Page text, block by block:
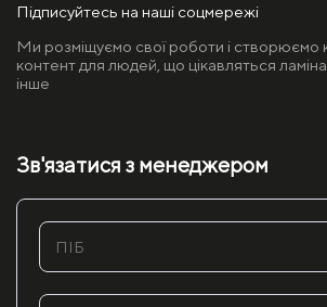
Підписуйтесь на наші соцмережі
Ми розміщуємо свої роботи і створюємо
контент для людей, що цікавляться
інше
Зв'язатися з менеджером